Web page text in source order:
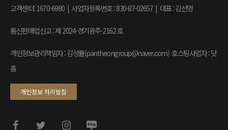
고객센터: 1670-6980 | 사업자등록번호 : 830-87-02657 | 대표 : 김선영
통신판매업신고 : 제 2024-경기광주-2162 호
개인정보관리책임자 : 김성률(pantheongroup@naver.com) 호스팅사업자 : 닷
홈
개인정보 처리방침